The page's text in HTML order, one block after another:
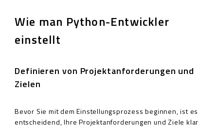
Wie man Python-Entwickler
einstellt
Definieren von Projektanforderungen und
Zielen
Bevor Sie mit dem Einstellungsprozess beginnen, ist es
entscheidend, Ihre Projektanforderungen und Ziele klar